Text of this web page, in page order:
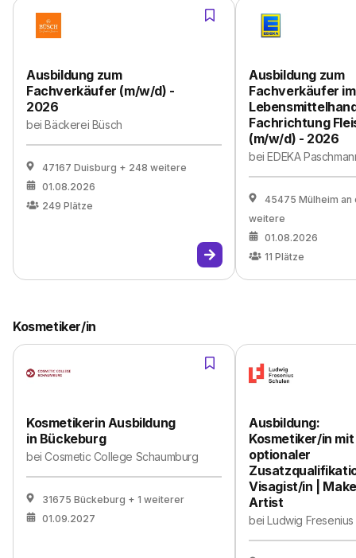
Ausbildung zum
Fachverkäufer (m/w/d) -
2026
beiBäckerei Büsch
47167 Duisburg + 248 weitere
01.08.2026
249 Plätze
Ausbildung zum
Fachverkäufer im
Fachrichtung
(m/w/d) - 2026
beiEDEKA
45475 Mülheim an
weitere
01.08.2026
11 Plätze
Kosmetiker/in
Kosmetikerin Ausbildung
in Bückeburg
beiCosmetic College Schaumburg
31675 Bückeburg + 1 weiterer
01.09.2027
Ausbildung:
Kosmetiker/in mit
optionaler
Visagist/in |
Artist
beiLudwig